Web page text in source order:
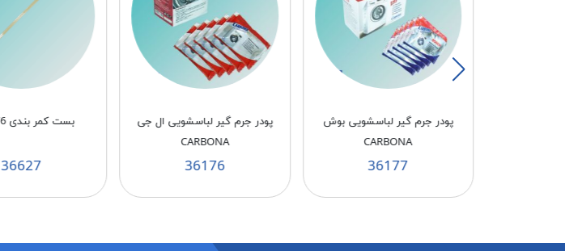
پودر جرم گیر لباسشویی بوش
CARBONA
36177
پودر جرم گیر لباسشویی ال جی
CARBONA
36176
بست کمر بندی 3/6*200
36627